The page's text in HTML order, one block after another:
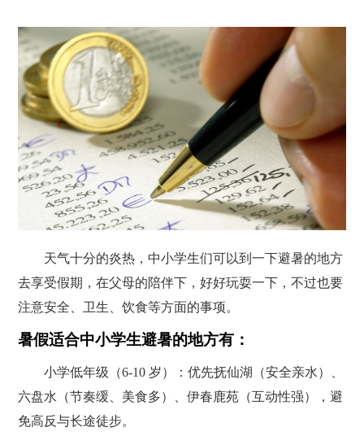
天气十分的炎热，中小学生们可以到一下避暑的地方
去享受假期，在父母的陪伴下，好好玩耍一下，不过也要
注意安全、卫生、饮食等方面的事项。
暑假适合中小学生避暑的地方有：
小学低年级（6-10 岁）‌：优先‌抚仙湖‌（安全亲水）、‌
六盘水‌（节奏缓、美食多）、‌伊春鹿苑‌（互动性强），避
免高反与长途徒步。